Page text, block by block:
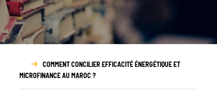
d’activité
COMMENT CONCILIER EFFICACITÉ ÉNERGÉTIQUE ET
MICROFINANCE AU MAROC ?